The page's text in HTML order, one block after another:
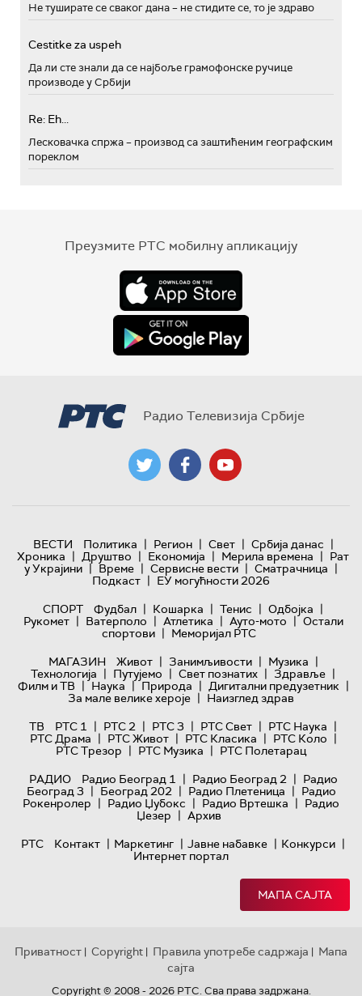
Не туширате се сваког дана – не стидите се, то је здраво
Cestitke za uspeh
Да ли сте знали да се најбоље грамофонске ручице
производе у Србији
Re: Eh...
Лесковачка спржа – производ са заштићеним географским
пореклом
Преузмите РТС мобилну апликацију
Радио Телевизија Србије
ВЕСТИ Политика | Регион | Свет | Србија данас |
Хроника | Друштво | Економија | Мерила времена | Рат
у Украјини | Време | Сервисне вести | Сматрачница |
Подкаст | ЕУ могућности 2026
СПОРТ
Фудбал | Кошарка | Тенис | Одбојка |
Рукомет | Ватерполо | Атлетика | Ауто-мото | Остали
спортови | Меморијал РТС
МАГАЗИН
Живот | Занимљивости | Музика |
Технологијa | Путујемо | Свет познатих | Здравље |
Филм и ТВ | Наука | Природа | Дигитални предузетник |
За мале велике хероје | Наизглед здрав
ТВ
РТС 1 | РТС 2 | РТС 3 | РТС Свет | РТС Наука |
РТС Драма | РТС Живот | РТС Класика | РТС Коло |
РТС Трезор | РТС Музика | РТС Полетарац
РАДИО
Радио Београд 1 | Радио Београд 2 | Радио
Београд 3 | Београд 202 | Радио Плетеница | Радио
Рокенролер | Радио Џубокс | Радио Вртешка | Радио
Џезер | Архив
РТС
Контакт | Маркетинг | Јавне набавке | Конкурси |
Интернет портал
МАПА САЈТА
Приватност | Copyright | Правила употребе садржаја | Мапа
сајта
Copyright © 2008 - 2026 РТС. Сва права задржана.